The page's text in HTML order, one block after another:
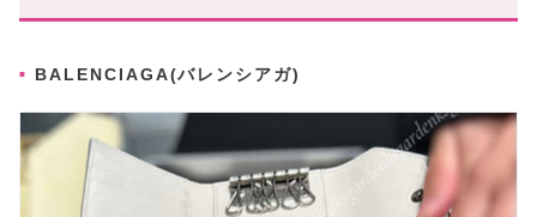
BALENCIAGA(バレンシアガ)